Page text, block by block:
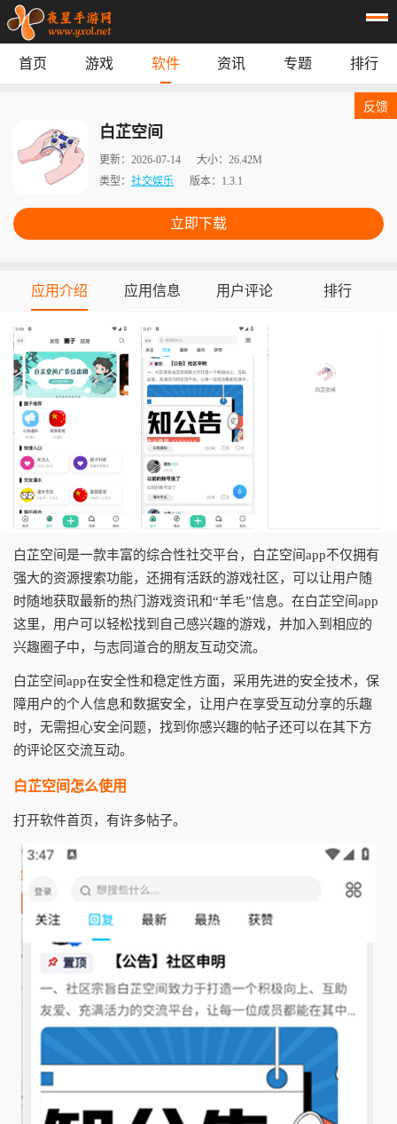
专题 榜单
首页 游戏 软件 资讯 专题 排行
白芷空间
更新： 2026-07-14 大小： 26.42M
类型： 社交娱乐 版本： 1.3.1
立即下载
反馈
应用介绍 应用信息 用户评论 排行
白芷空间是一款丰富的综合性社交平台， 白芷空间app不仅拥有
强大的资源搜索功能，还拥有活跃的游戏社区，可以让用户随
时随地获取最新的热门游戏资讯和“羊毛”信息。在白芷空间app
这里，用户可以轻松找到自己感兴趣的游戏，并加入到相应的
兴趣圈子中，与志同道合的朋友互动交流。
白芷空间app在安全性和稳定性方面，采用先进的安全技术，保
障用户的个人信息和数据安全，让用户在享受互动分享的乐趣
时，无需担心安全问题，找到你感兴趣的帖子还可以在其下方
的评论区交流互动。
白芷空间怎么使用
打开软件首页，有许多帖子。